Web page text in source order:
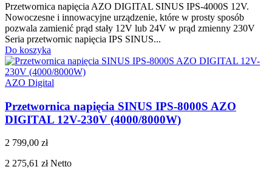
Przetwornica napięcia AZO DIGITAL SINUS IPS-4000S 12V.
Nowoczesne i innowacyjne urządzenie, które w prosty sposób
pozwala zamienić prąd stały 12V lub 24V w prąd zmienny 230V
Seria przetwornic napięcia IPS SINUS...
Do koszyka
AZO Digital
Przetwornica napięcia SINUS IPS-8000S AZO
DIGITAL 12V-230V (4000/8000W)
2 799,00 zł
2 275,61 złNetto